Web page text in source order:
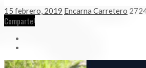
15 febrero, 2019 Encarna Carretero
Comparte!